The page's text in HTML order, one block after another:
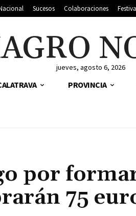
Sucesos Colaboraciones
jueves, agosto 6, 2026
PROVINCIA
por
75